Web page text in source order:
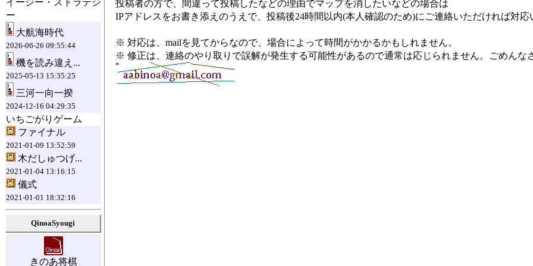
イージー・ストラテジ
ー
大航海時代
2026-06-26 09:55:44
機を読み違え...
2025-05-13 15:35:25
三河一向一揆
2024-12-16 04:29:35
いちごがりゲーム
ファイナル
2021-01-09 13:52:59
木だしゅつげ...
2021-01-04 13:16:15
儀式
2021-01-01 18:32:16
QinoaSyougi
きのあ将棋
投稿者の方で、間違って投稿したなどの理由でマップを消したいなどの場合は
IPアドレスをお書き添えのうえで、投稿後24時間以内(本人確認のため)にご連絡いただければ対応
※ 対応は、mailを見てからなので、場合によって時間がかかるかもしれません。
※ 修正は、連絡のやり取りで誤解が発生する可能性があるので通常は応じられません。ごめんな